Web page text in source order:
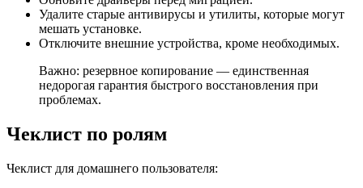
Удалите старые антивирусы и утилиты, которые могут
мешать установке.
Отключите внешние устройства, кроме необходимых.
Важно: резервное копирование — единственная
недорогая гарантия быстрого восстановления при
проблемах.
Чеклист по ролям
Чеклист для домашнего пользователя: